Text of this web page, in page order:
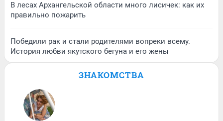
В лесах Архангельской области много лисичек: как их
правильно пожарить
Победили рак и стали родителями вопреки всему.
История любви якутского бегуна и его жены
ЗНАКОМСТВА